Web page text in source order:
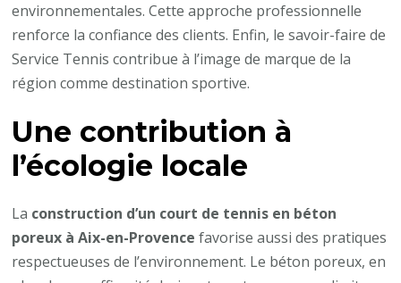
environnementales. Cette approche professionnelle
renforce la confiance des clients. Enfin, le savoir-faire de
Service Tennis contribue à l’image de marque de la
région comme destination sportive.
Une contribution à
l’écologie locale
La construction d’un court de tennis en béton
poreux à Aix-en-Provence favorise aussi des pratiques
respectueuses de l’environnement. Le béton poreux, en